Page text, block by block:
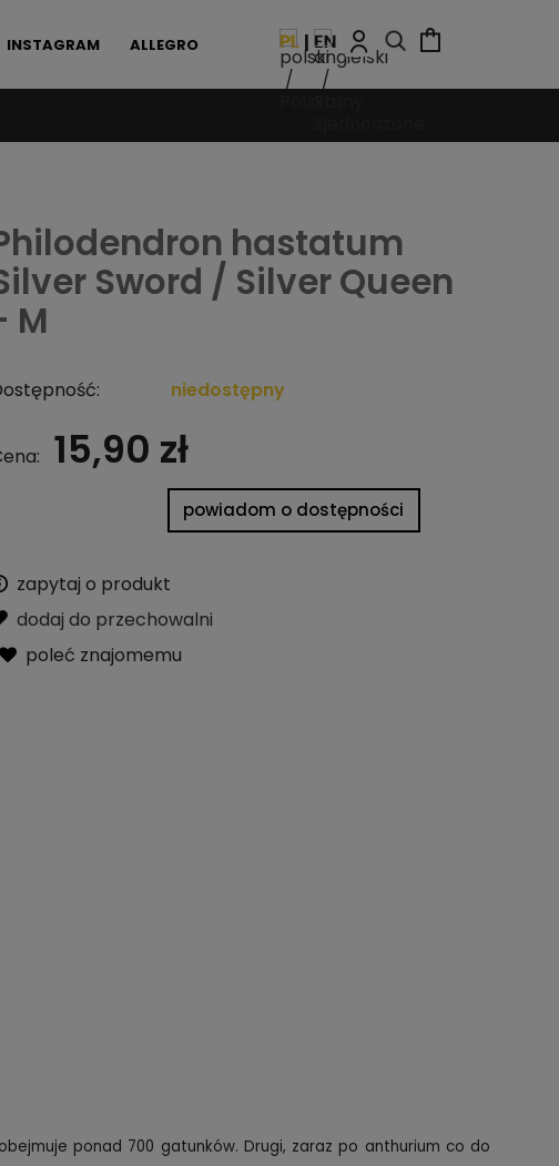
INSTAGRAM ALLEGRO
hastatum
Sword / Silver Queen
M
niedostępny
15,90 zł
powiadom o dostępności
zapytaj o produkt
dodaj do przechowalni
poleć znajomemu
ponad 700 gatunków. Drugi, zaraz po anthurium co do